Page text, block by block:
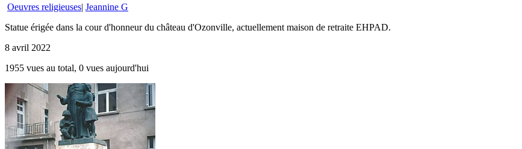
Oeuvres religieuses| Jeannine G
Statue érigée dans la cour d'honneur du château d'Ozonville, actuellement maison de retraite EHPAD.
8 avril 2022
1955 vues au total, 0 vues aujourd'hui